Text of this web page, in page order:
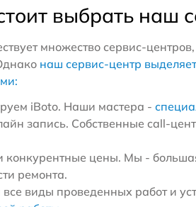
выбрать наш
множество сервис-
наш сервис-центр
iBoto. Наши мастера -
запись. Собственные call-
конкурентные цены. Мы -
ремонта.
все виды проведенных работ и